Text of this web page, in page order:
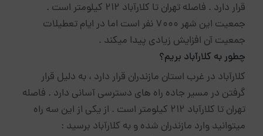
قرار دارد . فاصله تهران تا کلارآباد 212 کیلومتر است .
جمعیت این شهر 7000 نفر است اما در ایام تعطیلات
جمعیت آن افزایش زیادی پیدا میکند .
چطور به کلارآباد بریم؟
کلارآباد در غرب استان مازندران قرار دارد ، به دلیل قرار
گرفتن در مسیر جاده راه های دسترسی آسانی دارد . فاصله
تهران تا کلارآباد 212 کیلومتر است . از یکی از این سه راه
میتوانید وارد مازندران شده و به کلارآباد برسید :